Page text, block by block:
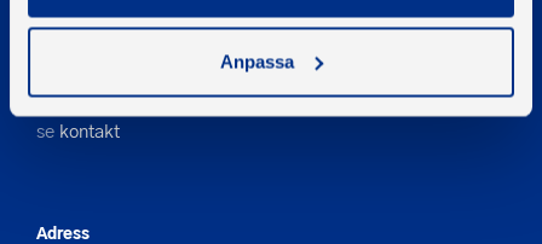
Anpassa
Kontakta oss
E-post
se kontakt
Adress